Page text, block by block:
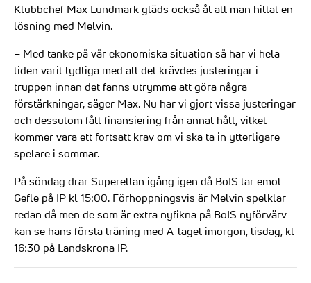
Klubbchef Max Lundmark gläds också åt att man hittat en
lösning med Melvin.
– Med tanke på vår ekonomiska situation så har vi hela
tiden varit tydliga med att det krävdes justeringar i
truppen innan det fanns utrymme att göra några
förstärkningar, säger Max. Nu har vi gjort vissa justeringar
och dessutom fått finansiering från annat håll, vilket
kommer vara ett fortsatt krav om vi ska ta in ytterligare
spelare i sommar.
På söndag drar Superettan igång igen då BoIS tar emot
Gefle på IP kl 15:00. Förhoppningsvis är Melvin spelklar
redan då men de som är extra nyfikna på BoIS nyförvärv
kan se hans första träning med A-laget imorgon, tisdag, kl
16:30 på Landskrona IP.